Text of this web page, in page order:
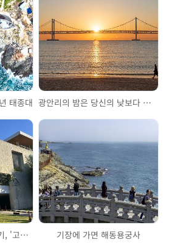
태종대 광안리의 밤은 당신의 낮보다 아름답다
와이어로 시작하는 이야기, '고려제강기념관'을 걷다 기장에 가면 해동용궁사